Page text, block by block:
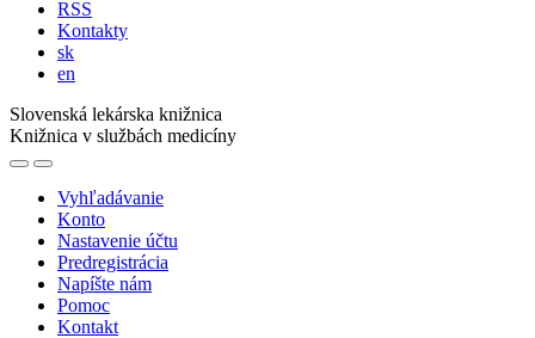
RSS
Kontakty
sk
en
Slovenská lekárska knižnica
Knižnica v službách medicíny
Vyhľadávanie
Konto
Nastavenie účtu
Predregistrácia
Napíšte nám
Pomoc
Kontakt